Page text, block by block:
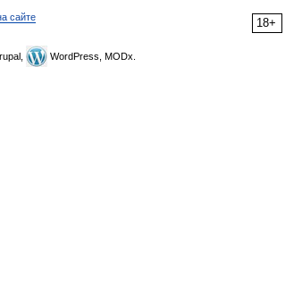
18+
сайте
WordPress, MODx.